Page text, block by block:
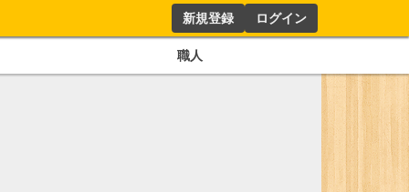
新規登録 ログイン
職人